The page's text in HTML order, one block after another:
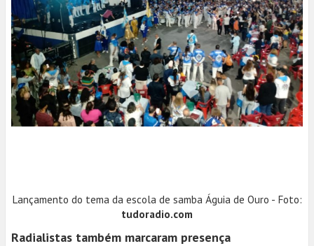
Lançamento do tema da escola de samba Águia de Ouro - Foto:
tudoradio.com
Radialistas também marcaram presença